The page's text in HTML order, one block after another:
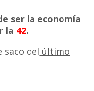
ser la economía
la 42.
saco del último